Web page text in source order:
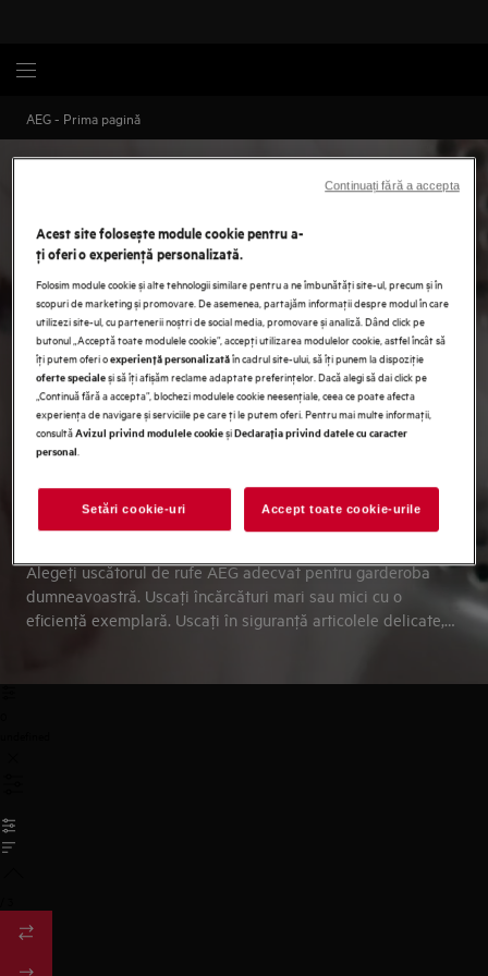
AEG - Prima pagină
Alegeţi uscătorul de rufe AEG adecvat pentru garderoba
dumneavoastră. Uscaţi încărcături mari sau mici cu o
eficienţă exemplară. Uscaţi în siguranţă articolele delicate,
Acest site folosește module cookie pentru a-
ţi oferi o experienţă personalizată.
Folosim module cookie și alte tehnologii similare pentru a ne îmbunătăţi site-ul, precum și în
scopuri de marketing și promovare. De asemenea, partajăm informaţii despre modul în care
utilizezi site-ul, cu partenerii noștri de social media, promovare și analiză. Dând click pe
butonul „Acceptă toate modulele cookie”, accepţi utilizarea modulelor cookie, astfel încât să
îţi putem oferi oexperienţă personalizatăîn cadrul site-ului, să îţi punem la dispoziţie
oferte specialeși să îţi afișăm reclame adaptate preferinţelor. Dacă alegi să dai click pe
„Continuă fără a accepta”, blochezi modulele cookie neesenţiale, ceea ce poate afecta
experienţa de navigare și serviciile pe care ţi le putem oferi. Pentru mai multe informaţii,
consultăAvizul privind modulele cookieșiDeclaraţia privind datele cu caracter
personal.
Setări cookie-uri Accept toate cookie-urile
Continuați fără a accepta